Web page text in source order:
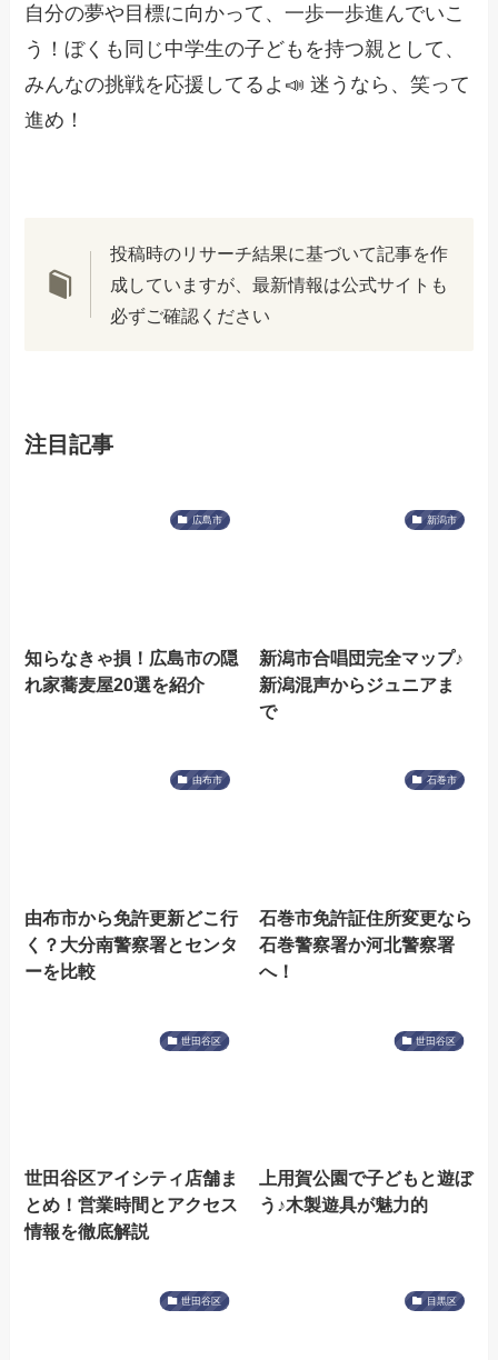
自分の夢や目標に向かって、一歩一歩進んでいこ
う！ぼくも同じ中学生の子どもを持つ親として、
みんなの挑戦を応援してるよ📣 迷うなら、笑って
進め！
投稿時のリサーチ結果に基づいて記事を作
成していますが、最新情報は公式サイトも
必ずご確認ください
注目記事
広島市
知らなきゃ損！広島市の隠
れ家蕎麦屋20選を紹介
新潟市
新潟市合唱団完全マップ♪
新潟混声からジュニアま
で
由布市
由布市から免許更新どこ行
く？大分南警察署とセンタ
ーを比較
石巻市
石巻市免許証住所変更なら
石巻警察署か河北警察署
へ！
世田谷区
世田谷区アイシティ店舗ま
とめ！営業時間とアクセス
情報を徹底解説
世田谷区
上用賀公園で子どもと遊ぼ
う♪木製遊具が魅力的
世田谷区 目黒区